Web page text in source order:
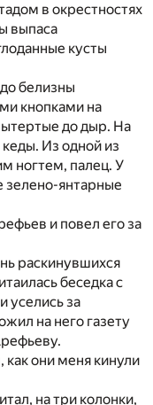
в окрестностях
выпаса
кусты
белизны
кнопками на
до дыр. На
Из одной из
ногтем, палец. У
зелено-янтарные
и повел его за
раскинувшихся
беседка с
уселись за
на него газету
они меня кинули
на три колонки,